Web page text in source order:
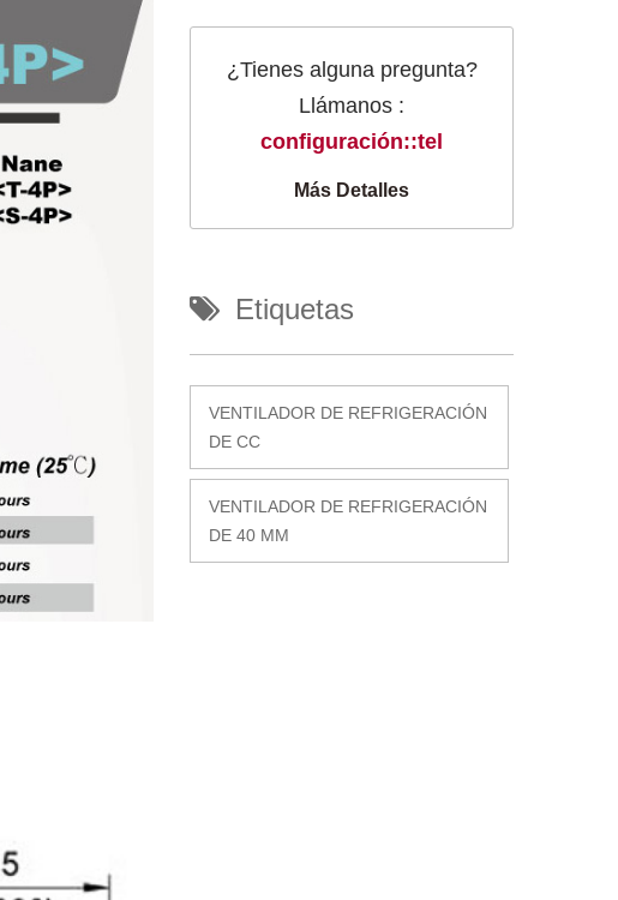
¿Tienes alguna pregunta?
Llámanos :
configuración::tel
Más Detalles
Etiquetas
VENTILADOR DE REFRIGERACIÓN
DE CC
VENTILADOR DE REFRIGERACIÓN
DE 40 MM